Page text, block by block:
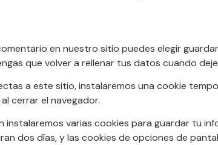
en nuestro sitio puedes elegir
que volver a rellenar tus datos cuando
a este sitio, instalaremos una cookie
cerrar el navegador.
instalaremos varias cookies para guardar tu
dos días, y las cookies de opciones de